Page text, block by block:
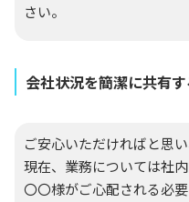
さい。
会社状況を簡潔に共有
ご安心いただければと思
現在、業務については社
〇〇様がご心配される必要